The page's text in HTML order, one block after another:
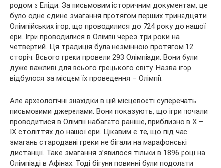
родом з Еліди. За письмовим історичним документам, це
було одне єдине змагання протягом перших тринадцяти
Олімпійських ігор, що проводилися до 724 року до нашої
ери. Ігри проводилися в Олімпії через три роки на
четвертий. Ця традиція була незмінною протягом 12
сторіч. Всього греки провели 293 Олімпіади. Вони були
дуже важливі для всього грецького світу. Назва ігор
відбулося за місцем їх проведення – Олімпії.
Але археологічні знахідки в цій місцевості суперечать
письмовими джерелами. Вони показують, що ігри почали
проводитися в Олімпії набагато раніше, приблизно в X –
IX століттях до нашої ери. Цікавим є те, що під час
змагань стародавні греки не бігали на марафонські
дистанції. Таке змагання з’явилося тільки в 1896 році на
Олімпіаді в Афінах. Тоді бігуни повинні були подолати